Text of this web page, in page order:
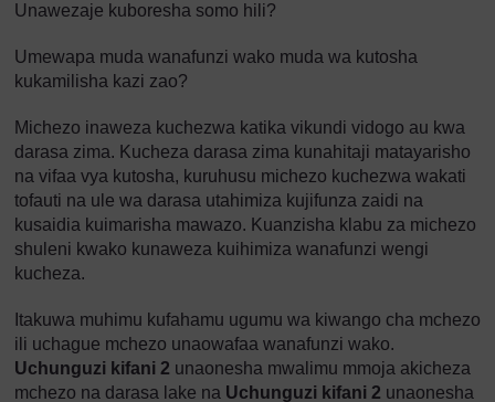
Unawezaje kuboresha somo hili?
Umewapa muda wanafunzi wako muda wa kutosha
kukamilisha kazi zao?
Michezo inaweza kuchezwa katika vikundi vidogo au kwa
darasa zima. Kucheza darasa zima kunahitaji matayarisho
na vifaa vya kutosha, kuruhusu michezo kuchezwa wakati
tofauti na ule wa darasa utahimiza kujifunza zaidi na
kusaidia kuimarisha mawazo. Kuanzisha klabu za michezo
shuleni kwako kunaweza kuihimiza wanafunzi wengi
kucheza.
Itakuwa muhimu kufahamu ugumu wa kiwango cha mchezo
ili uchague mchezo unaowafaa wanafunzi wako.
Uchunguzi kifani 2 unaonesha mwalimu mmoja akicheza
mchezo na darasa lake na Uchunguzi kifani 2 unaonesha